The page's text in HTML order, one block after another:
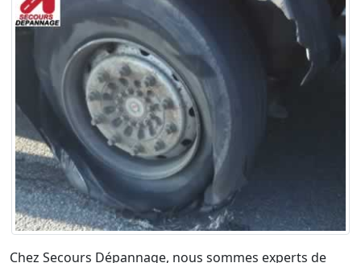
Chez Secours Dépannage, nous sommes experts de